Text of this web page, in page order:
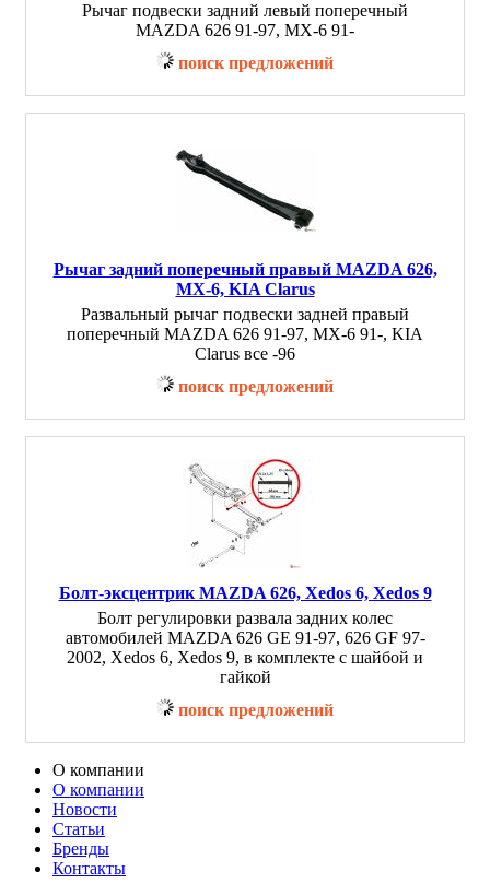
Рычаг подвески задний левый поперечный
MAZDA 626 91-97, MX-6 91-
поиск предложений
Рычаг задний поперечный правый MAZDA 626,
MX-6, KIA Clarus
Развальный рычаг подвески задней правый
поперечный MAZDA 626 91-97, MX-6 91-, KIA
Clarus все -96
поиск предложений
Болт-эксцентрик MAZDA 626, Xedos 6, Xedos 9
Болт регулировки развала задних колес
автомобилей MAZDA 626 GE 91-97, 626 GF 97-
2002, Xedos 6, Xedos 9, в комплекте с шайбой и
гайкой
поиск предложений
О компании
О компании
Новости
Статьи
Бренды
Контакты